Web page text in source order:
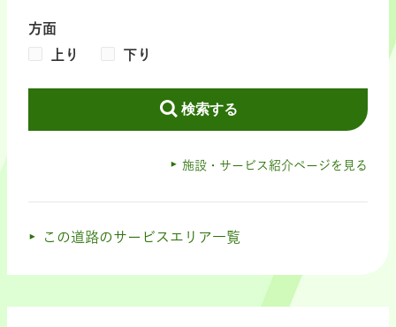
方面
上り
下り
検索する
施設・サービス紹介ページを見る
この道路のサービスエリア一覧